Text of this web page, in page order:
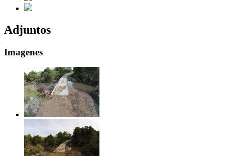
Adjuntos
Imagenes